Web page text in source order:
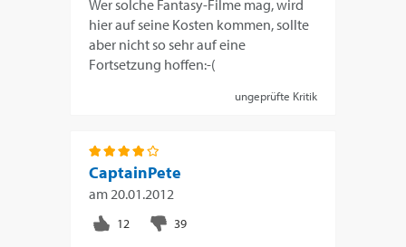
Wer solche Fantasy-Filme mag, wird
hier auf seine Kosten kommen, sollte
aber nicht so sehr auf eine
Fortsetzung hoffen:-(
ungeprüfte Kritik
CaptainPete
am20.01.2012